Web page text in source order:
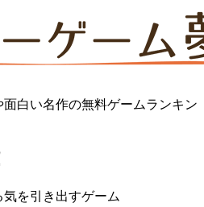
白い名作の無料ゲームランキン
を引き出すゲーム